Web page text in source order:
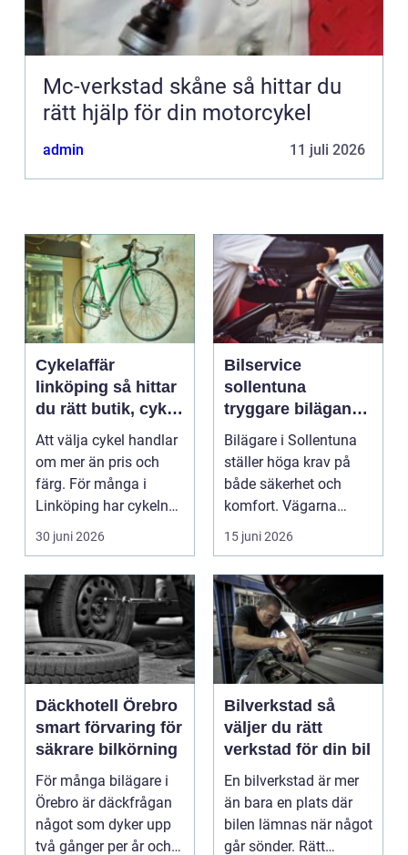
Mc-verkstad skåne så hittar du
rätt hjälp för din motorcykel
admin 11 juli 2026
Cykelaffär
linköping så hittar
du rätt butik, cykel
och service
Att välja cykel handlar
om mer än pris och
färg. För många i
Linköping har cykeln
blivit en viktig d...
30 juni 2026
Bilservice
sollentuna
tryggare bilägande
året runt
Bilägare i Sollentuna
ställer höga krav på
både säkerhet och
komfort. Vägarna
växlar mellan
motorväg...
15 juni 2026
Däckhotell Örebro
smart förvaring för
säkrare bilkörning
För många bilägare i
Örebro är däckfrågan
något som dyker upp
två gånger per år och
Bilverkstad så
väljer du rätt
verkstad för din bil
En bilverkstad är mer
än bara en plats där
bilen lämnas när något
går sönder. Rätt